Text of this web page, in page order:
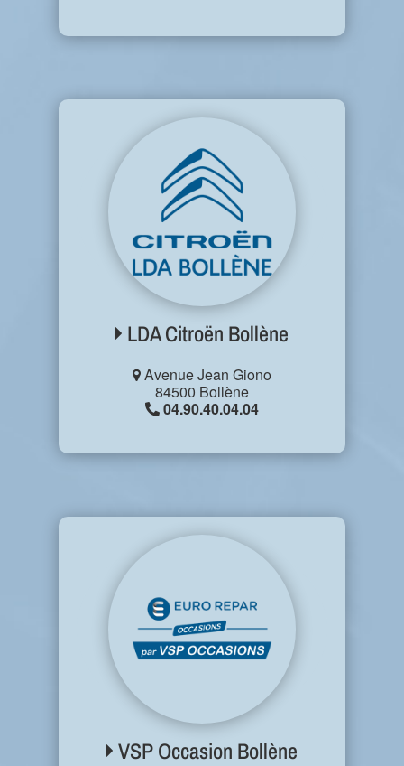
LDA Citroën Bollène
Avenue Jean Giono
84500 Bollène
04.90.40.04.04
VSP Occasion Bollène